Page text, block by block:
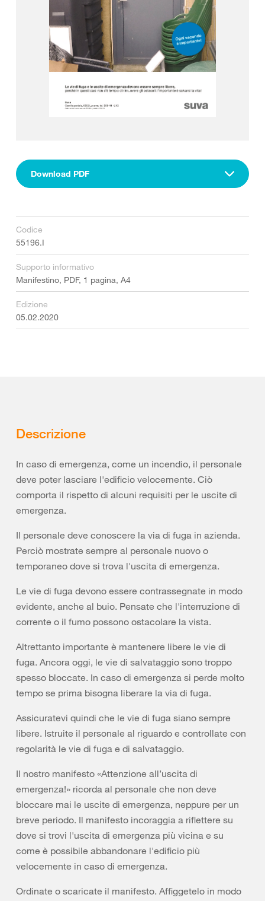
Download PDF
Codice
55196.I
Supporto informativo
Manifestino, PDF, 1 pagina, A4
Edizione
05.02.2020
Descrizione
In caso di emergenza, come un incendio, il personale
deve poter lasciare l'edificio velocemente. Ciò
comporta il rispetto di alcuni requisiti per le uscite di
emergenza.
Il personale deve conoscere la via di fuga in azienda.
Perciò mostrate sempre al personale nuovo o
temporaneo dove si trova l'uscita di emergenza.
Le vie di fuga devono essere contrassegnate in modo
evidente, anche al buio. Pensate che l'interruzione di
corrente o il fumo possono ostacolare la vista.
Altrettanto importante è mantenere libere le vie di
fuga. Ancora oggi, le vie di salvataggio sono troppo
spesso bloccate. In caso di emergenza si perde molto
tempo se prima bisogna liberare la via di fuga.
Assicuratevi quindi che le vie di fuga siano sempre
libere. Istruite il personale al riguardo e controllate con
regolarità le vie di fuga e di salvataggio.
Il nostro manifesto «Attenzione all’uscita di
emergenza!» ricorda al personale che non deve
bloccare mai le uscite di emergenza, neppure per un
breve periodo. Il manifesto incoraggia a riflettere su
dove si trovi l'uscita di emergenza più vicina e su
come è possibile abbandonare l'edificio più
velocemente in caso di emergenza.
Ordinate o scaricate il manifesto. Affiggetelo in modo